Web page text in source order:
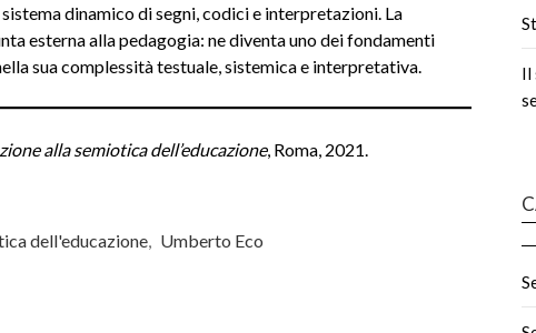
dinamico di segni, codici e interpretazioni. La
esterna alla pedagogia: ne diventa uno dei fondamenti
sua complessità testuale, sistemica e interpretativa.
alla semiotica dell’educazione, Roma, 2021.
dell'educazione Umberto Eco
Il